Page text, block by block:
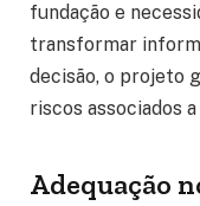
fundação e
transformar
decisão, o projeto
riscos associados
Adequação